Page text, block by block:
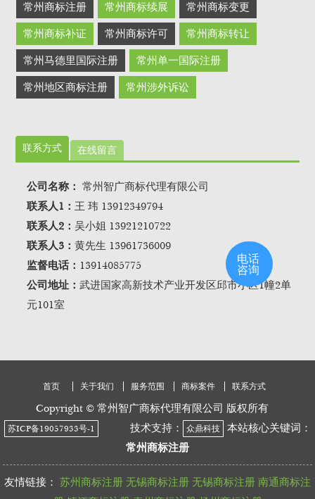
常州商标注册 常州商标续展 常州商标变更
常州商标补证 常州商标许可 常州商标转让
常州马德里国际注册 常州单一国际注册
常州地区商标注册 常州涉外诉讼
联系方式 在线留言
公司名称：常州智广商标代理有限公司
联系人1： 王 玮 13912349794
联系人2：吴小姐 13921210722
联系人3：黄先生 13961736009
监督电话： 13914085775
公司地址：武进国家高新技术产业开发区邱市小区1幢2单
元101室
首页 关于我们 服务范围 商标案件 联系方式
Copyright © 常州智广商标代理有限公司 版权所有
苏ICP备19057933号-1 技术支持： 众鼎科技
本站核心关键词：
常州商标注册
友情链接： 苏州商标注册 无锡商标注册 无锡商标注册 南通商标注
电话
咨询